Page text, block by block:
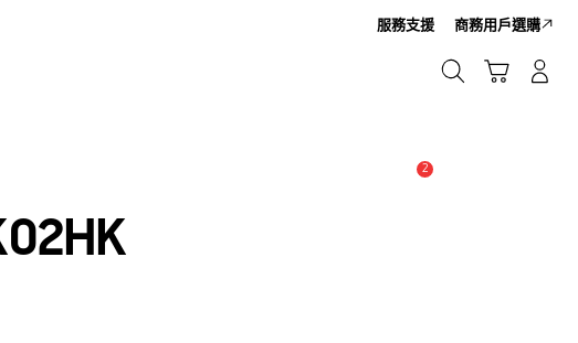
服務支援 商務用戶選購
2